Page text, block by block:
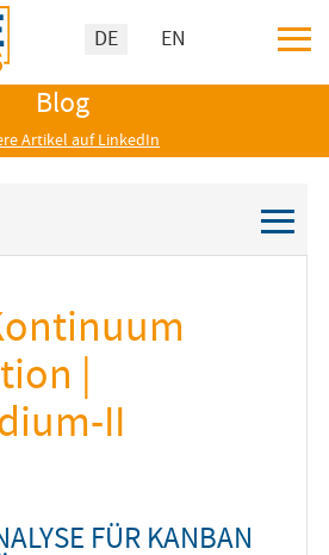
Sprache auswählen
DE EN ≡
Blog
Artikel auf LinkedIn
≡
|
II
FÜR KANBAN